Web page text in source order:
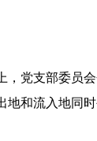
党支部委员
地和流入地同